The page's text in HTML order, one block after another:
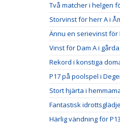
Två matcher i helgen
Storvinst för herr A i
Ännu en serievinst för
Vinst för Dam A i
Rekord i konstiga
P17 på poolspel i
Stort hjärta i
Fantastisk
Härlig vändning för